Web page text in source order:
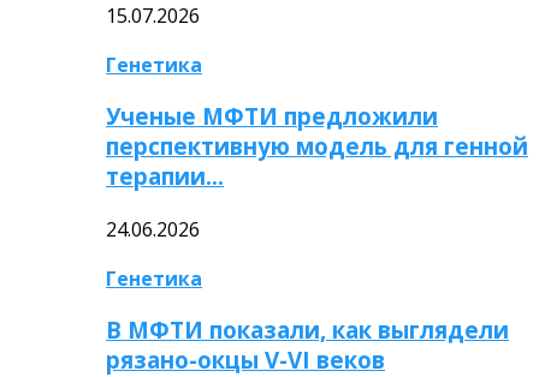
15.07.2026
Генетика
Ученые МФТИ предложили
перспективную модель для генной
терапии…
24.06.2026
Генетика
В МФТИ показали, как выглядели
рязано-окцы V-VI веков